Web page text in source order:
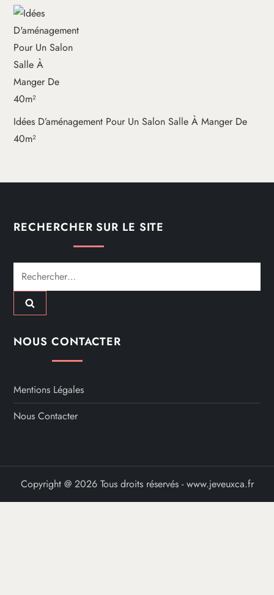
Idées D’aménagement Pour Un Salon Salle À Manger De
40m²
RECHERCHER SUR LE SITE
Rechercher :
NOUS CONTACTER
Mentions Légales
Nous Contacter
Copyright @ 2026 Tous droits réservés - www.jeveuxca.fr